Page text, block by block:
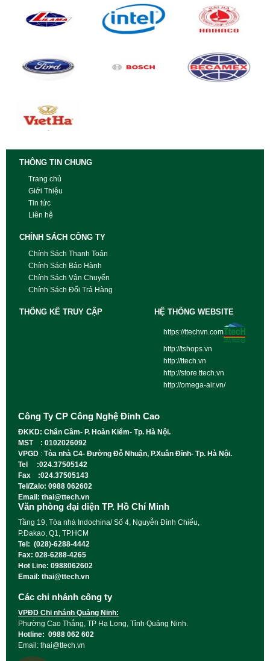
THÔNG TIN CHUNG
Trang chủ
Giới Thiệu
Tin tức
Liên hệ
CHÍNH SÁCH CÔNG TY
Chính Sách Thanh Toán
Chính Sách Bảo Hành
Chính Sách Vận Chuyển
Chính Sách Đổi Trả Hàng
THỐNG KÊ TRUY CẬP HỆ THỐNG WEBSITE
https://ttechvn.com
http://tshops.vn
http://ttech.vn
http://store.ttech.vn
http://omega-air.vn/
Công Ty CP Công Nghệ Đỉnh Cao
ĐKKD: Chân Cầm- P. Hoàn Kiếm- Tp. Hà Nội.
MST : 0102026092
VPGD : Tòa nhà C4- Đường Đỗ Nhuận, P.Xuân Đỉnh- Tp. Hà Nội.
Tel :024.37505142
Fax :024.37505143
Tel/Zalo: 0988 062602
Email: thai@ttech.vn
Văn phòng đại diện TP. Hồ Chí Minh
Tầng 19, Tòa nhà Indochina/ Số 4, Nguyễn Đình Chiểu,
P.Đakao, Q1, TP.HCM
Tel: (028)-6288-4442
Fax: 028-6288-4265
Hot Line: 0988062602
Email: thai@ttech.vn
Các chi nhánh công ty
VPĐD Chi nhánh Quảng Ninh:
Phường Cao Thắng, TP Hạ Long, Tỉnh Quảng Ninh.
Hotline: 0988 062 602
Email: thai@ttech.vn